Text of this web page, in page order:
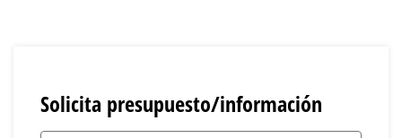
Solicita presupuesto/información